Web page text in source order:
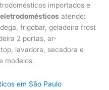
importados e
atende:
frigobar, geladeira frost
2 portas, ar-
lavadora, secadora e
modelos.
em São Paulo